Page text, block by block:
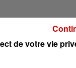
Gagnez vos
Festival du Roi
de votre vie